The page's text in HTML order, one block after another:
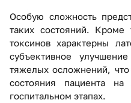
Особую сложность
таких состояний. Кроме
токсинов характерны
субъективное
тяжелых осложнений,
состояния пациента
госпитальном этапах.